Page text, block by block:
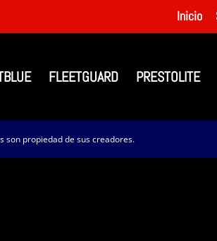
Inicio
FLEETGUARD PRESTOLITE
son propiedad de sus creadores.